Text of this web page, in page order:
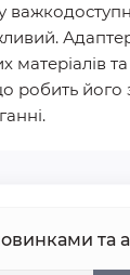
матеріалів
робить його
та